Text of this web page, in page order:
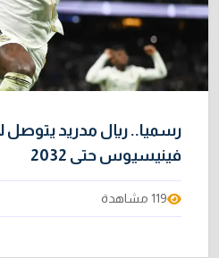
10 نائبة تحذر من اضطرابات
الموظفين
4/08/2026
رسميا.. ريال مدريد يتوصل
فينيسيوس حتى 2032
119 مشاهدة